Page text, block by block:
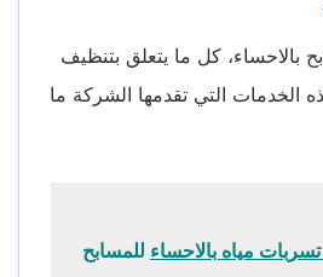
بالاحساء، كل ما يتعلق بتنظيف
الخدمات التي تقدمها الشركة ما
مياه بالاحساء للمسابح